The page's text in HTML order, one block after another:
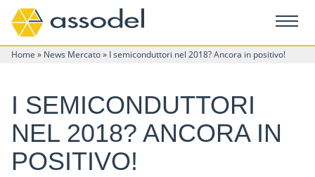
Home » News Mercato» I semiconduttori nel 2018? Ancora in positivo!
I SEMICONDUTTORI
NEL 2018? ANCORA IN
POSITIVO!